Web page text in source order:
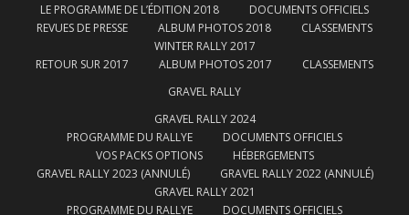
LE PROGRAMME DE L’ÉDITION 2018
DOCUMENTS OFFICIELS
REVUES DE PRESSE
ALBUM PHOTOS 2018
CLASSEMENTS
WINTER RALLY 2017
RETOUR SUR 2017
ALBUM PHOTOS 2017
CLASSEMENTS
GRAVEL RALLY
GRAVEL RALLY 2024
PROGRAMME DU RALLYE
DOCUMENTS OFFICIELS
VOS PACKS OPTIONS
HÉBERGEMENTS
GRAVEL RALLY 2023 (ANNULÉ)
GRAVEL RALLY 2022 (ANNULÉ)
GRAVEL RALLY 2021
PROGRAMME DU RALLYE
DOCUMENTS OFFICIELS